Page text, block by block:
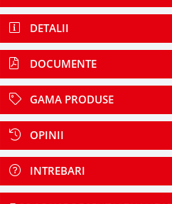
DETALII
DOCUMENTE
GAMA PRODUSE
OPINII
INTREBARI